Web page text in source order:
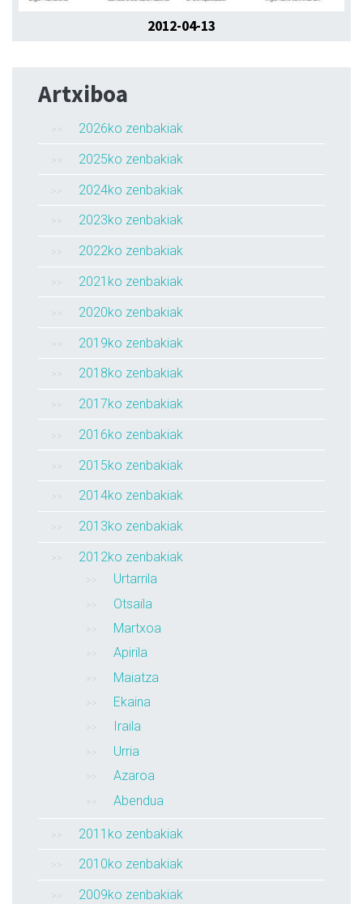
2012-04-13
Artxiboa
2026ko zenbakiak
2025ko zenbakiak
2024ko zenbakiak
2023ko zenbakiak
2022ko zenbakiak
2021ko zenbakiak
2020ko zenbakiak
2019ko zenbakiak
2018ko zenbakiak
2017ko zenbakiak
2016ko zenbakiak
2015ko zenbakiak
2014ko zenbakiak
2013ko zenbakiak
2012ko zenbakiak
Urtarrila
Otsaila
Martxoa
Apirila
Maiatza
Ekaina
Iraila
Urria
Azaroa
Abendua
2011ko zenbakiak
2010ko zenbakiak
2009ko zenbakiak